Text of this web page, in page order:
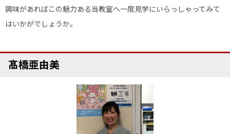
興味があればこの魅力ある当教室へ一度見学にいらっしゃってみて
はいかがでしょうか。
ト
髙橋亜由美